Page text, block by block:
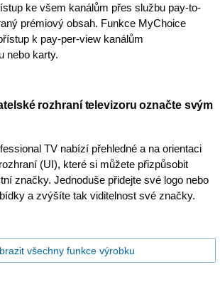
ke všem kanálům přes službu pay-to-
prémiový obsah. Funkce MyChoice
k pay-per-view kanálům
nebo karty.
rozhraní televizoru označte svým
TV nabízí přehledné a na orientaci
(UI), které si můžete přizpůsobit
značky. Jednoduše přidejte své logo nebo
a zvýšíte tak viditelnost své značky.
všechny funkce výrobku